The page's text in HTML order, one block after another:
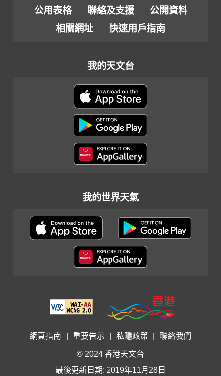
公用表格 聯絡及支援
公開資料
相關網址
快速用戶指南
我的天文台
我的世界天氣
網頁指南 重要告示 私隱政策 聯絡我們
© 2024 香港天文台
最後更新日期: 2019年11月28日